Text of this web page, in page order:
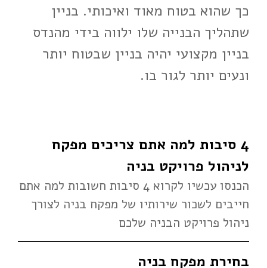
כך שהוא בטוח מאוד ואיכותי. בניין
שתהליך הבנייה שלו ילווה בידי מהנדס
בניין מקצועי יהיה בניין שבטוח יותר
ונעים יותר לגור בו.
4 סיבות למה אתם צריכים מפקח
לניהול פרויקט בניה
הכנסו עכשיו לקרוא 4 סיבות חשובות למה אתם
חייבים לשכור שירותיו של מפקח בניה לצורך
ניהול פרויקט הבניה שלכם
בחירת מפקח בניה